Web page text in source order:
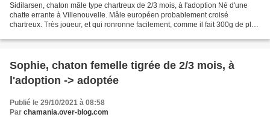
Sidilarsen, chaton mâle type chartreux de 2/3 mois, à l'adoption Né d'une
chatte errante à Villenouvelle. Mâle européen probablement croisé
chartreux. Très joueur, et qui ronronne facilement, comme il fait 300g de plus
Sophie, chaton femelle tigrée de 2/3 mois, à
l'adoption -> adoptée
Publié le 29/10/2021 à 08:58
Par chamania.over-blog.com